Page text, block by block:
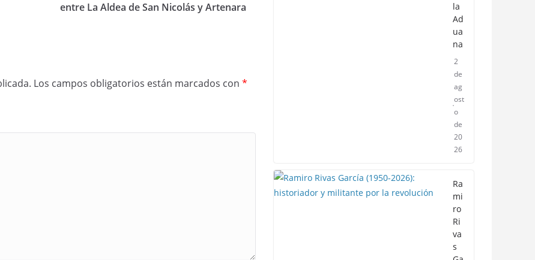
entre La Aldea de San Nicolás y Artenara
Los campos obligatorios están marcados con *
la
Ad
ua
na
2
de
ag
ost
o
de
20
26
Ra
mi
ro
Ri
va
s